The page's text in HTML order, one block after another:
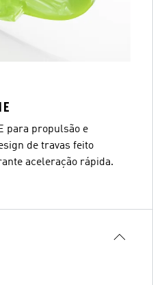
para propulsão e
de travas feito
aceleração rápida.